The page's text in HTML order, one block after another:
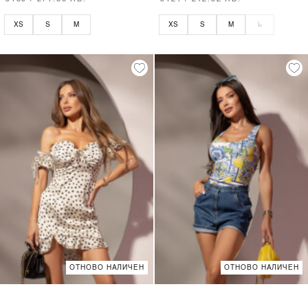
XS S M XS S M L
ОТНОВО НАЛИЧЕН ОТНОВО НАЛИЧЕН